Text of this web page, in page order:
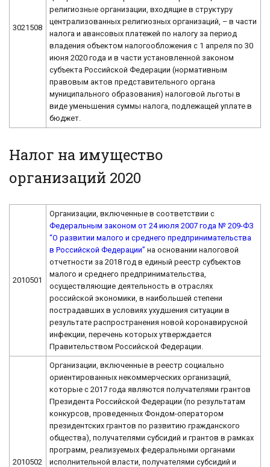
3021508
религиозные организации, входящие в структуру
централизованных религиозных организаций, – в части
налога и авансовых платежей по налогу за период
владения объектом налогообложения с 1 апреля по 30
июня 2020 года и в части установленной законом
субъекта Российской Федерации (нормативным
правовым актов представительного органа
муниципального образования) налоговой льготы в
виде уменьшения суммы налога, подлежащей уплате в
бюджет.
Налог на имущество
организаций 2020
2010501
Организации, включенные в соответствии с
Федеральным законом от 24 июля 2007 года № 209-ФЗ
“О развитии малого и среднего предпринимательства
в Российской Федерации” на основании налоговой
отчетности за 2018 год в единый реестр субъектов
малого и среднего предпринимательства,
осуществляющие деятельность в отраслях
российской экономики, в наибольшей степени
пострадавших в условиях ухудшения ситуации в
результате распространения новой коронавирусной
инфекции, перечень которых утверждается
Правительством Российской Федерации.
2010502
Организации, включенные в реестр социально
ориентированных некоммерческих организаций,
которые с 2017 года являются получателями грантов
Президента Российской Федерации (по результатам
конкурсов, проведенных Фондом-оператором
президентских грантов по развитию гражданского
общества), получателями субсидий и грантов в рамках
программ, реализуемых федеральными органами
исполнительной власти, получателями субсидий и